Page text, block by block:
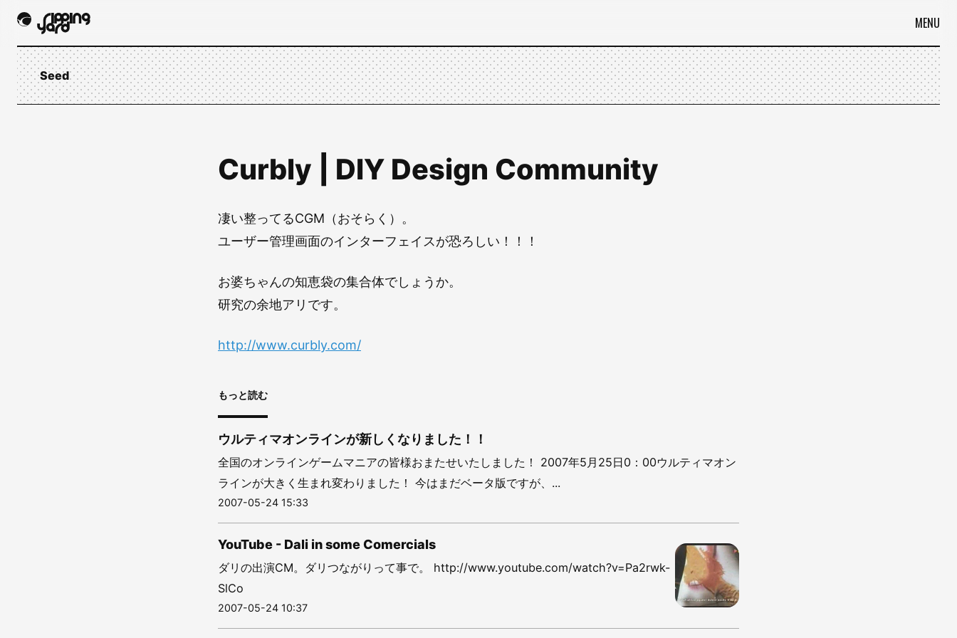
MENU
Seed
Curbly | DIY Design Community
凄い整ってるCGM（おそらく）。
ユーザー管理画面のインターフェイスが恐ろしい！！！
お婆ちゃんの知恵袋の集合体でしょうか。
研究の余地アリです。
http://www.curbly.com/
もっと読む
ウルティマオンラインが新しくなりました！！
全国のオンラインゲームマニアの皆様おまたせいたしました！ 2007年5月25日0：00ウルティマオン
ラインが大きく生まれ変わりました！ 今はまだベータ版ですが、...
2007-05-24 15:33
YouTube - Dali in some Comercials
ダリの出演CM。ダリつながりって事で。 http://www.youtube.com/watch?v=Pa2rwk-
SlCo
2007-05-24 10:37